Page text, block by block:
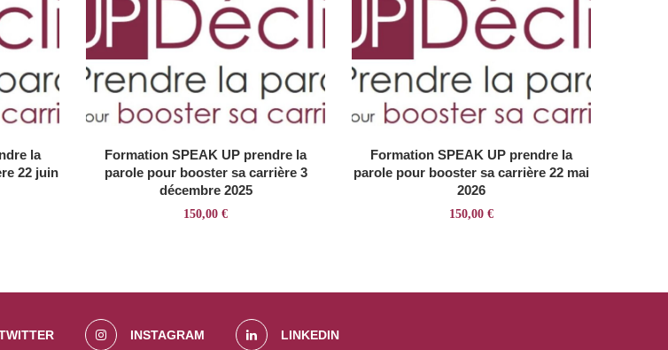
la
22 juin
Formation SPEAK UP prendre la
parole pour booster sa carrière 3
décembre 2025
150,00 €
Formation SPEAK UP prendre la
parole pour booster sa carrière 22 mai
2026
150,00 €
INSTAGRAM LINKEDIN